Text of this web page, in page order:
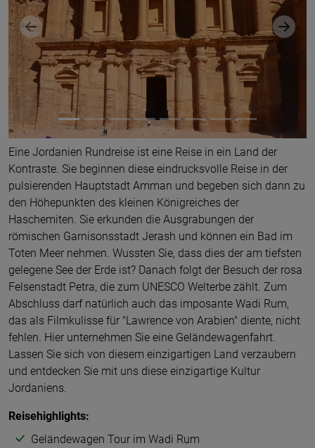
Vorheriges Bild
Eine Jordanien Rundreise ist eine Reise in ein Land der
Kontraste. Sie beginnen diese eindrucksvolle Reise in der
pulsierenden Hauptstadt Amman und begeben sich dann zu
den Höhepunkten des kleinen Königreiches der
Haschemiten. Sie erkunden die Ausgrabungen der
römischen Garnisonsstadt Jerash und können ein Bad im
Toten Meer nehmen. Wussten Sie, dass dies der am tiefsten
gelegene See der Erde ist? Danach folgt der Besuch der rosa
Felsenstadt Petra, die zum UNESCO Welterbe zählt. Zum
Abschluss darf natürlich auch das imposante Wadi Rum,
das als Filmkulisse für "Lawrence von Arabien" diente, nicht
fehlen. Hier unternehmen Sie eine Geländewagenfahrt.
Lassen Sie sich von diesem einzigartigen Land verzaubern
und entdecken Sie mit uns diese einzigartige Kultur
Jordaniens.
Reisehighlights:
Geländewagen Tour im Wadi Rum